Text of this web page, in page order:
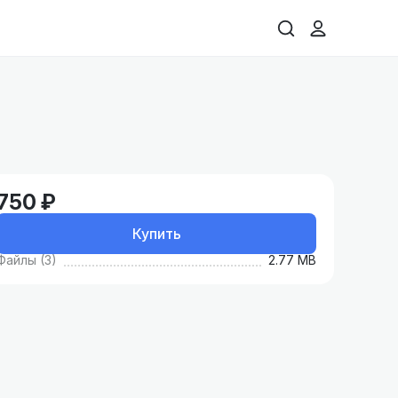
₽
Купить
(3) 2.77 MB